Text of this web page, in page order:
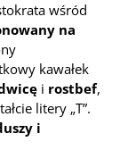
wśród
na
kawałek
i rostbef,
litery „T”.
i